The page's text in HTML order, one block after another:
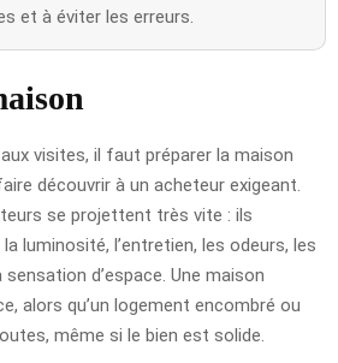
et à éviter les erreurs.
visites, il faut préparer la maison
découvrir à un acheteur exigeant.
se projettent très vite : ils
luminosité, l’entretien, les odeurs, les
d’espace. Une maison
alors qu’un logement encombré ou
même si le bien est solide.